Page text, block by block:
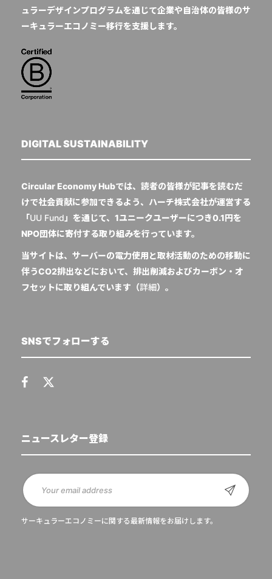
ュラーデザインプログラムを通じて企業や自治体の皆様のサ
ーキュラーエコノミー移行を支援します。
DIGITAL SUSTAINABILITY
Circular Economy Hubでは、読者の皆様が記事を読むだ
けで社会貢献に参加できるよう、ハーチ株式会社が運営する
「UU Fund 」を通じて、1ユニークユーザーにつき0.1円を
NPO団体に寄付する取り組みを行っています。
当サイトは、サーバーの電力使用と取材活動のための移動に
伴うCO2排出などにおいて、排出削減およびカーボン・オ
フセットに取り組んでいます（詳細）。
SNSでフォローする
ニュースレター登録
サーキュラーエコノミーに関する最新情報をお届けします。